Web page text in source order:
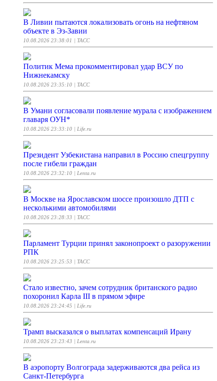
В Ливии пытаются локализовать огонь на нефтяном
объекте в Эз-Завии
10.08.2026 23:38:01 | ТАСС
Политик Мема прокомментировал удар ВСУ по
Нижнекамску
10.08.2026 23:35:10 | ТАСС
В Умани согласовали появление мурала с изображением
главаря ОУН*
10.08.2026 23:33:10 | Life.ru
Президент Узбекистана направил в Россию спецгруппу
после гибели граждан
10.08.2026 23:32:10 | Lenta.ru
В Москве на Ярославском шоссе произошло ДТП с
несколькими автомобилями
10.08.2026 23:28:33 | ТАСС
Парламент Турции принял законопроект о разоружении
РПК
10.08.2026 23:25:53 | ТАСС
Стало известно, зачем сотрудник британского радио
похоронил Карла III в прямом эфире
10.08.2026 23:24:45 | Life.ru
Трамп высказался о выплатах компенсаций Ирану
10.08.2026 23:23:43 | Lenta.ru
В аэропорту Волгограда задерживаются два рейса из
Санкт-Петербурга